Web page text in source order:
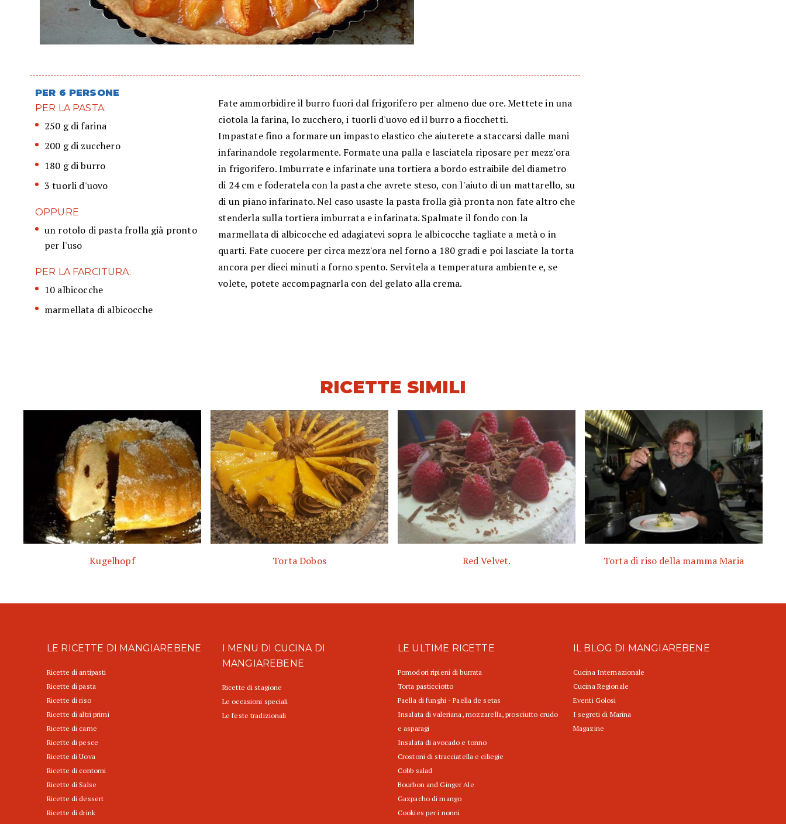
PER 6 PERSONE
PER LA PASTA:
250 g di farina
200 g di zucchero
180 g di burro
3 tuorli d'uovo
OPPURE
un rotolo di pasta frolla già pronto
per l'uso
PER LA FARCITURA:
10 albicocche
marmellata di albicocche
Fate ammorbidire il burro fuori dal frigorifero per almeno due ore. Mettete in una
ciotola la farina, lo zucchero, i tuorli d'uovo ed il burro a fiocchetti.
Impastate fino a formare un impasto elastico che aiuterete a staccarsi dalle mani
infarinandole regolarmente. Formate una palla e lasciatela riposare per mezz'ora
in frigorifero. Imburrate e infarinate una tortiera a bordo estraibile del diametro
di 24 cm e foderatela con la pasta che avrete steso, con l'aiuto di un mattarello, su
di un piano infarinato. Nel caso usaste la pasta frolla già pronta non fate altro che
stenderla sulla tortiera imburrata e infarinata. Spalmate il fondo con la
marmellata di albicocche ed adagiatevi sopra le albicocche tagliate a metà o in
quarti. Fate cuocere per circa mezz'ora nel forno a 180 gradi e poi lasciate la torta
ancora per dieci minuti a forno spento. Servitela a temperatura ambiente e, se
volete, potete accompagnarla con del gelato alla crema.
RICETTE SIMILI
Kugelhopf Torta Dobos Red Velvet. Torta di riso della mamma Maria
LE RICETTE DI MANGIAREBENE
Ricette di antipasti
Ricette di pasta
Ricette di riso
Ricette di altri primi
Ricette di carne
Ricette di pesce
Ricette di Uova
Ricette di contorni
Ricette di Salse
Ricette di dessert
Ricette di drink
I MENU DI CUCINA DI
MANGIAREBENE
Ricette di stagione
Le occasioni speciali
Le feste tradizionali
LE ULTIME RICETTE
Pomodori ripieni di burrata
Torta pasticciotto
Paella di funghi - Paella de setas
Insalata di valeriana, mozzarella, prosciutto crudo
e asparagi
Insalata di avocado e tonno
Crostoni di stracciatella e ciliegie
Cobb salad
Bourbon and Ginger Ale
Gazpacho di mango
Cookies per i nonni
IL BLOG DI MANGIAREBENE
Cucina Internazionale
Cucina Regionale
Eventi Golosi
I segreti di Marina
Magazine